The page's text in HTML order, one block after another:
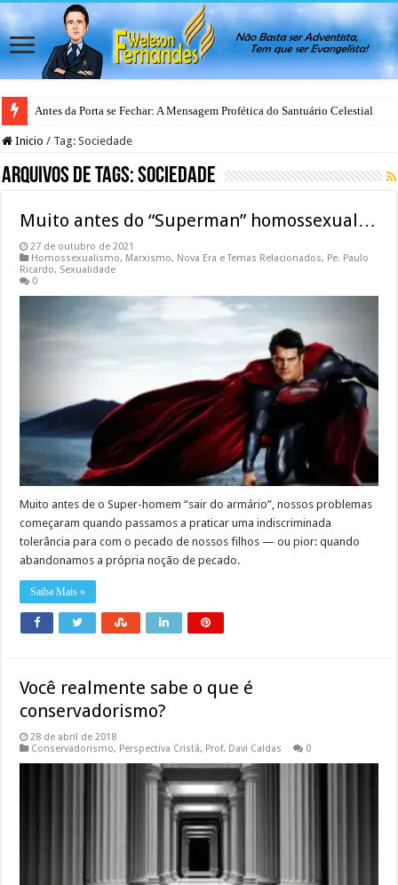
Antes da Porta se Fechar: A Mensagem Profética do Santuário Celestial
Inicio / Tag:Sociedade
Arquivos de Tags:Sociedade
Muito antes do “Superman” homossexual…
27 de outubro de 2021
Homossexualismo, Marxismo, Nova Era e Temas Relacionados, Pe. Paulo
Ricardo, Sexualidade
0
Muito antes de o Super-homem “sair do armário”, nossos problemas
começaram quando passamos a praticar uma indiscriminada
tolerância para com o pecado de nossos filhos — ou pior: quando
abandonamos a própria noção de pecado.
Saiba Mais »
Você realmente sabe o que é
conservadorismo?
28 de abril de 2018
Conservadorismo, Perspectiva Cristã, Prof. Davi Caldas 0